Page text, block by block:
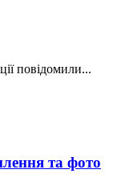
повідомили...
та фото